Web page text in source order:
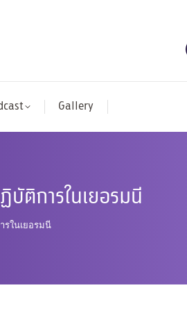
Gallery
ติการในเยอรมนี
รในเยอรมนี